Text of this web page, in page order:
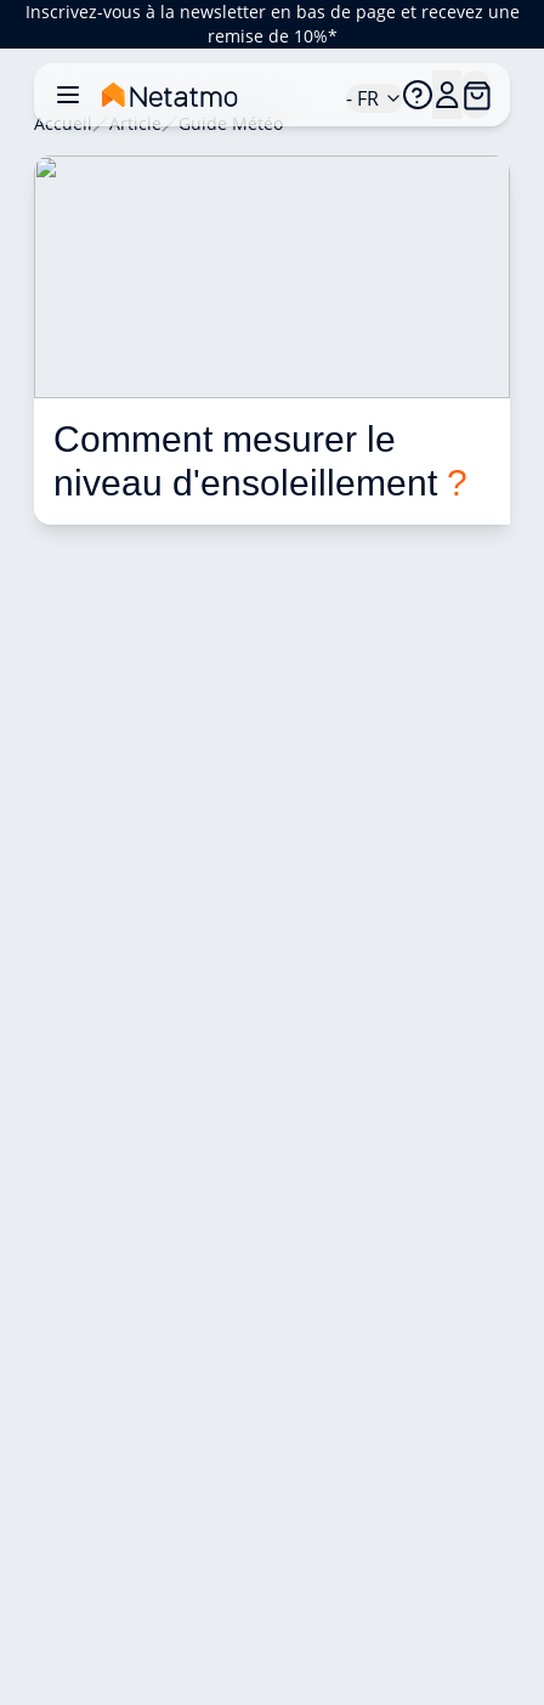
Inscrivez-vous à la newsletter en bas de page et recevez une
remise de 10%*
- FR
Accueil Article Guide Météo
Comment mesurer le
niveau d'ensoleillement ?